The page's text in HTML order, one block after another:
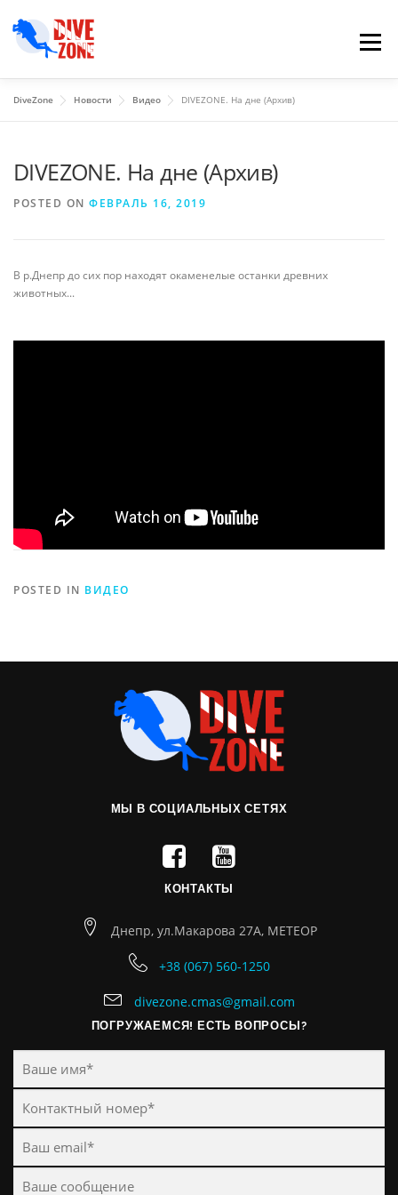
Menu
DiveZone Новости Видео DIVEZONE. На дне (Архив)
DIVEZONE. На дне (Архив)
POSTED ON ФЕВРАЛЬ 16, 2019
В р.Днепр до сих пор находят окаменелые останки древних
животных...
POSTED IN ВИДЕО
МЫ В СОЦИАЛЬНЫХ СЕТЯХ
КОНТАКТЫ
Днепр, ул.Макарова 27А, МЕТЕОР
+38 (067) 560-1250
divezone.cmas@gmail.com
ПОГРУЖАЕМСЯ! ЕСТЬ ВОПРОСЫ?